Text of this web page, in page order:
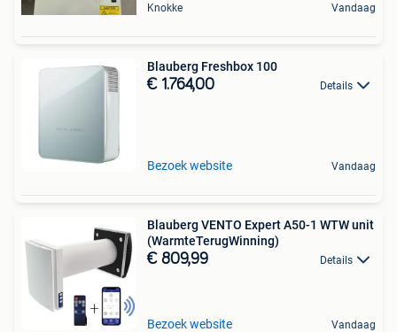
Knokke Vandaag
Blauberg Freshbox 100
€ 1.764,00 Details
Bezoek website Vandaag
Blauberg VENTO Expert A50-1 WTW unit
(WarmteTerugWinning)
€ 809,99 Details
Bezoek website Vandaag